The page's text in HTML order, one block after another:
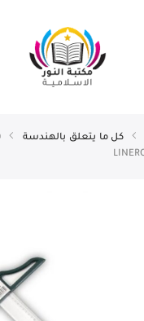
كل ما يتعلق بالهندسة